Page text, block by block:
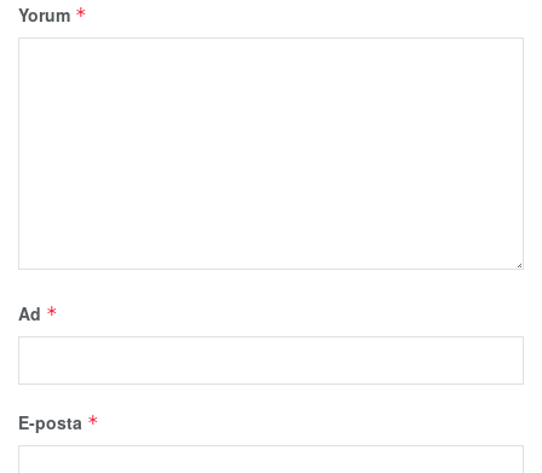
Yorum *
Ad *
E-posta *